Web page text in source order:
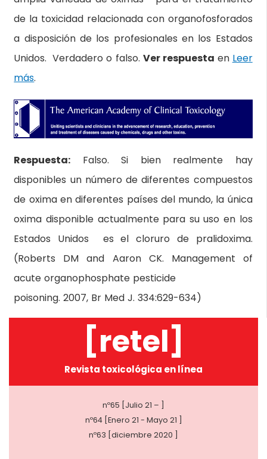
de la toxicidad relacionada con organofosforados
a disposición de los profesionales en los Estados
Unidos. Verdadero o falso. Ver respuesta en Leer
más.
Respuesta: Falso. Si bien realmente hay
disponibles un número de diferentes compuestos
de oxima en diferentes países del mundo, la única
oxima disponible actualmente para su uso en los
Estados Unidos es el cloruro de pralidoxima.
(Roberts DM and Aaron CK. Management of
acute organophosphate pesticide
poisoning. 2007, Br Med J. 334:629-634)
[retel]
Revista toxicológica en línea
nº65 [Julio 21 – ]
nº64 [Enero 21 - Mayo 21 ]
nº63 [diciembre 2020 ]